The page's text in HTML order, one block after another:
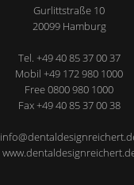
Gurlittstraße 10
20099 Hamburg
Tel. +49 40 85 37 00 37
Mobil +49 172 980 1000
Free0800 980 1000
Fax+49 40 85 37 00 38